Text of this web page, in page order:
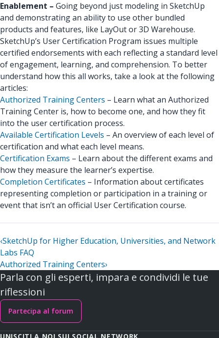
Enablement – Going beyond just modeling in SketchUp
and demonstrating an ability to use other bundled
products and features, like LayOut or 3D Warehouse.
SketchUp’s User Certification Program issues multiple
certified endorsements with each reflecting a standard level
of engagement, learning, and comprehension. To better
understand how this all works, take a look at the following
articles:
Authorized Training Centers – Learn what an Authorized
Training Center is, how to become one, and how they fit
into the user certification process.
Available Certification Levels – An overview of each level of
certification and what each level means.
Certification Exams – Learn about the different exams and
how they measure the learner’s expertise.
Completion Certificates – Information about certificates
representing completion or participation in a training or
event that isn’t an official User Certification course.
‹SketchUp for Higher Education, Universities, and Network
Labs FAQ
Authorized Training Centers›
Parla con gli esperti, impara e condividi le tue
riflessioni
Partecipa al forum